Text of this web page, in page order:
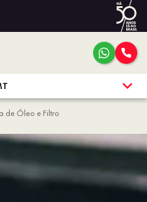
de Óleo e Filtro